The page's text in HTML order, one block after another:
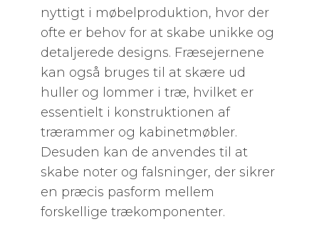
nyttigt i møbelproduktion, hvor der
ofte er behov for at skabe unikke og
detaljerede designs. Fræsejernene
kan også bruges til at skære ud
huller og lommer i træ, hvilket er
essentielt i konstruktionen af
trærammer og kabinetmøbler.
Desuden kan de anvendes til at
skabe noter og falsninger, der sikrer
en præcis pasform mellem
forskellige trækomponenter.